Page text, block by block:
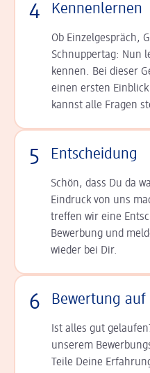
4 Kennenlernen
Ob Einzelgespräch,
Schnup­per­tag: Nun
kennen. Bei dieser
einen ersten
kannst alle Fragen
5 Entscheidung
Schön, dass Du da
Ein­druck von uns
tref­fen wir eine
Bewerbung und
wieder bei Dir.
6 Bewertung
Ist alles gut
unserem
Teile Deine